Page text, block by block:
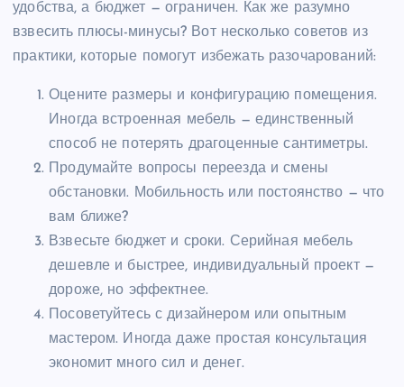
удобства, а бюджет — ограничен. Как же разумно
взвесить плюсы-минусы? Вот несколько советов из
практики, которые помогут избежать разочарований:
Оцените размеры и конфигурацию помещения.
Иногда встроенная мебель — единственный
способ не потерять драгоценные сантиметры.
Продумайте вопросы переезда и смены
обстановки. Мобильность или постоянство — что
вам ближе?
Взвесьте бюджет и сроки. Серийная мебель
дешевле и быстрее, индивидуальный проект —
дороже, но эффектнее.
Посоветуйтесь с дизайнером или опытным
мастером. Иногда даже простая консультация
экономит много сил и денег.